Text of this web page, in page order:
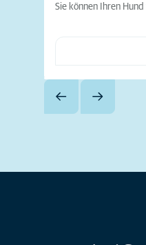
Sie können Ihren